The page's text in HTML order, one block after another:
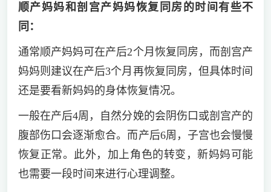
顺产妈妈和剖宫产妈妈恢复同房的时间有些不
同：
通常顺产妈妈可在产后2个月恢复同房，而剖宫产
妈妈则建议在产后3个月再恢复同房，但具体时间
还是要看新妈妈的身体恢复情况。
一般在产后4周，自然分娩的会阴伤口或剖宫产的
腹部伤口会逐渐愈合。而产后6周，子宫也会慢慢
恢复正常。此外，加上角色的转变，新妈妈可能
也需要一段时间来进行心理调整。